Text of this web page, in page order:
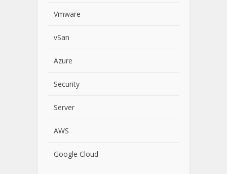
Vmware
vSan
Azure
Security
Server
AWS
Google Cloud